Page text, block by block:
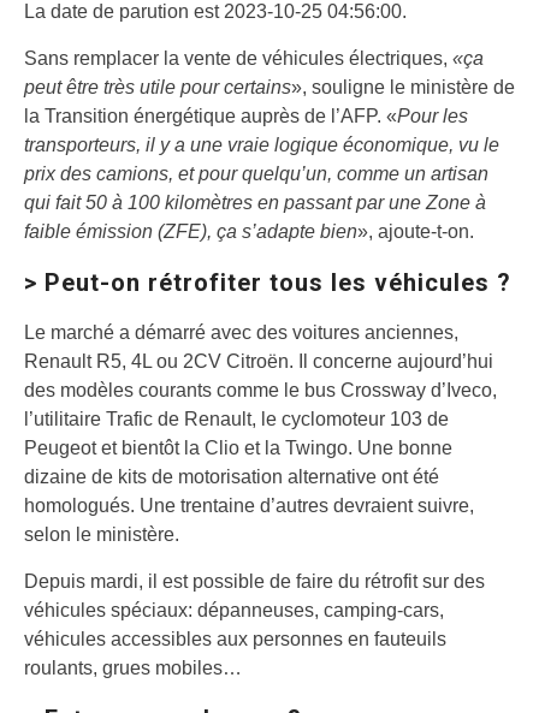
La date de parution est 2023-10-25 04:56:00.
Sans remplacer la vente de véhicules électriques, «ça
peut être très utile pour certains», souligne le ministère de
la Transition énergétique auprès de l’AFP. «Pour les
transporteurs, il y a une vraie logique économique, vu le
prix des camions, et pour quelqu’un, comme un artisan
qui fait 50 à 100 kilomètres en passant par une Zone à
faible émission (ZFE), ça s’adapte bien», ajoute-t-on.
> Peut-on rétrofiter tous les véhicules ?
Le marché a démarré avec des voitures anciennes,
Renault R5, 4L ou 2CV Citroën. Il concerne aujourd’hui
des modèles courants comme le bus Crossway d’Iveco,
l’utilitaire Trafic de Renault, le cyclomoteur 103 de
Peugeot et bientôt la Clio et la Twingo. Une bonne
dizaine de kits de motorisation alternative ont été
homologués. Une trentaine d’autres devraient suivre,
selon le ministère.
Depuis mardi, il est possible de faire du rétrofit sur des
véhicules spéciaux: dépanneuses, camping-cars,
véhicules accessibles aux personnes en fauteuils
roulants, grues mobiles…